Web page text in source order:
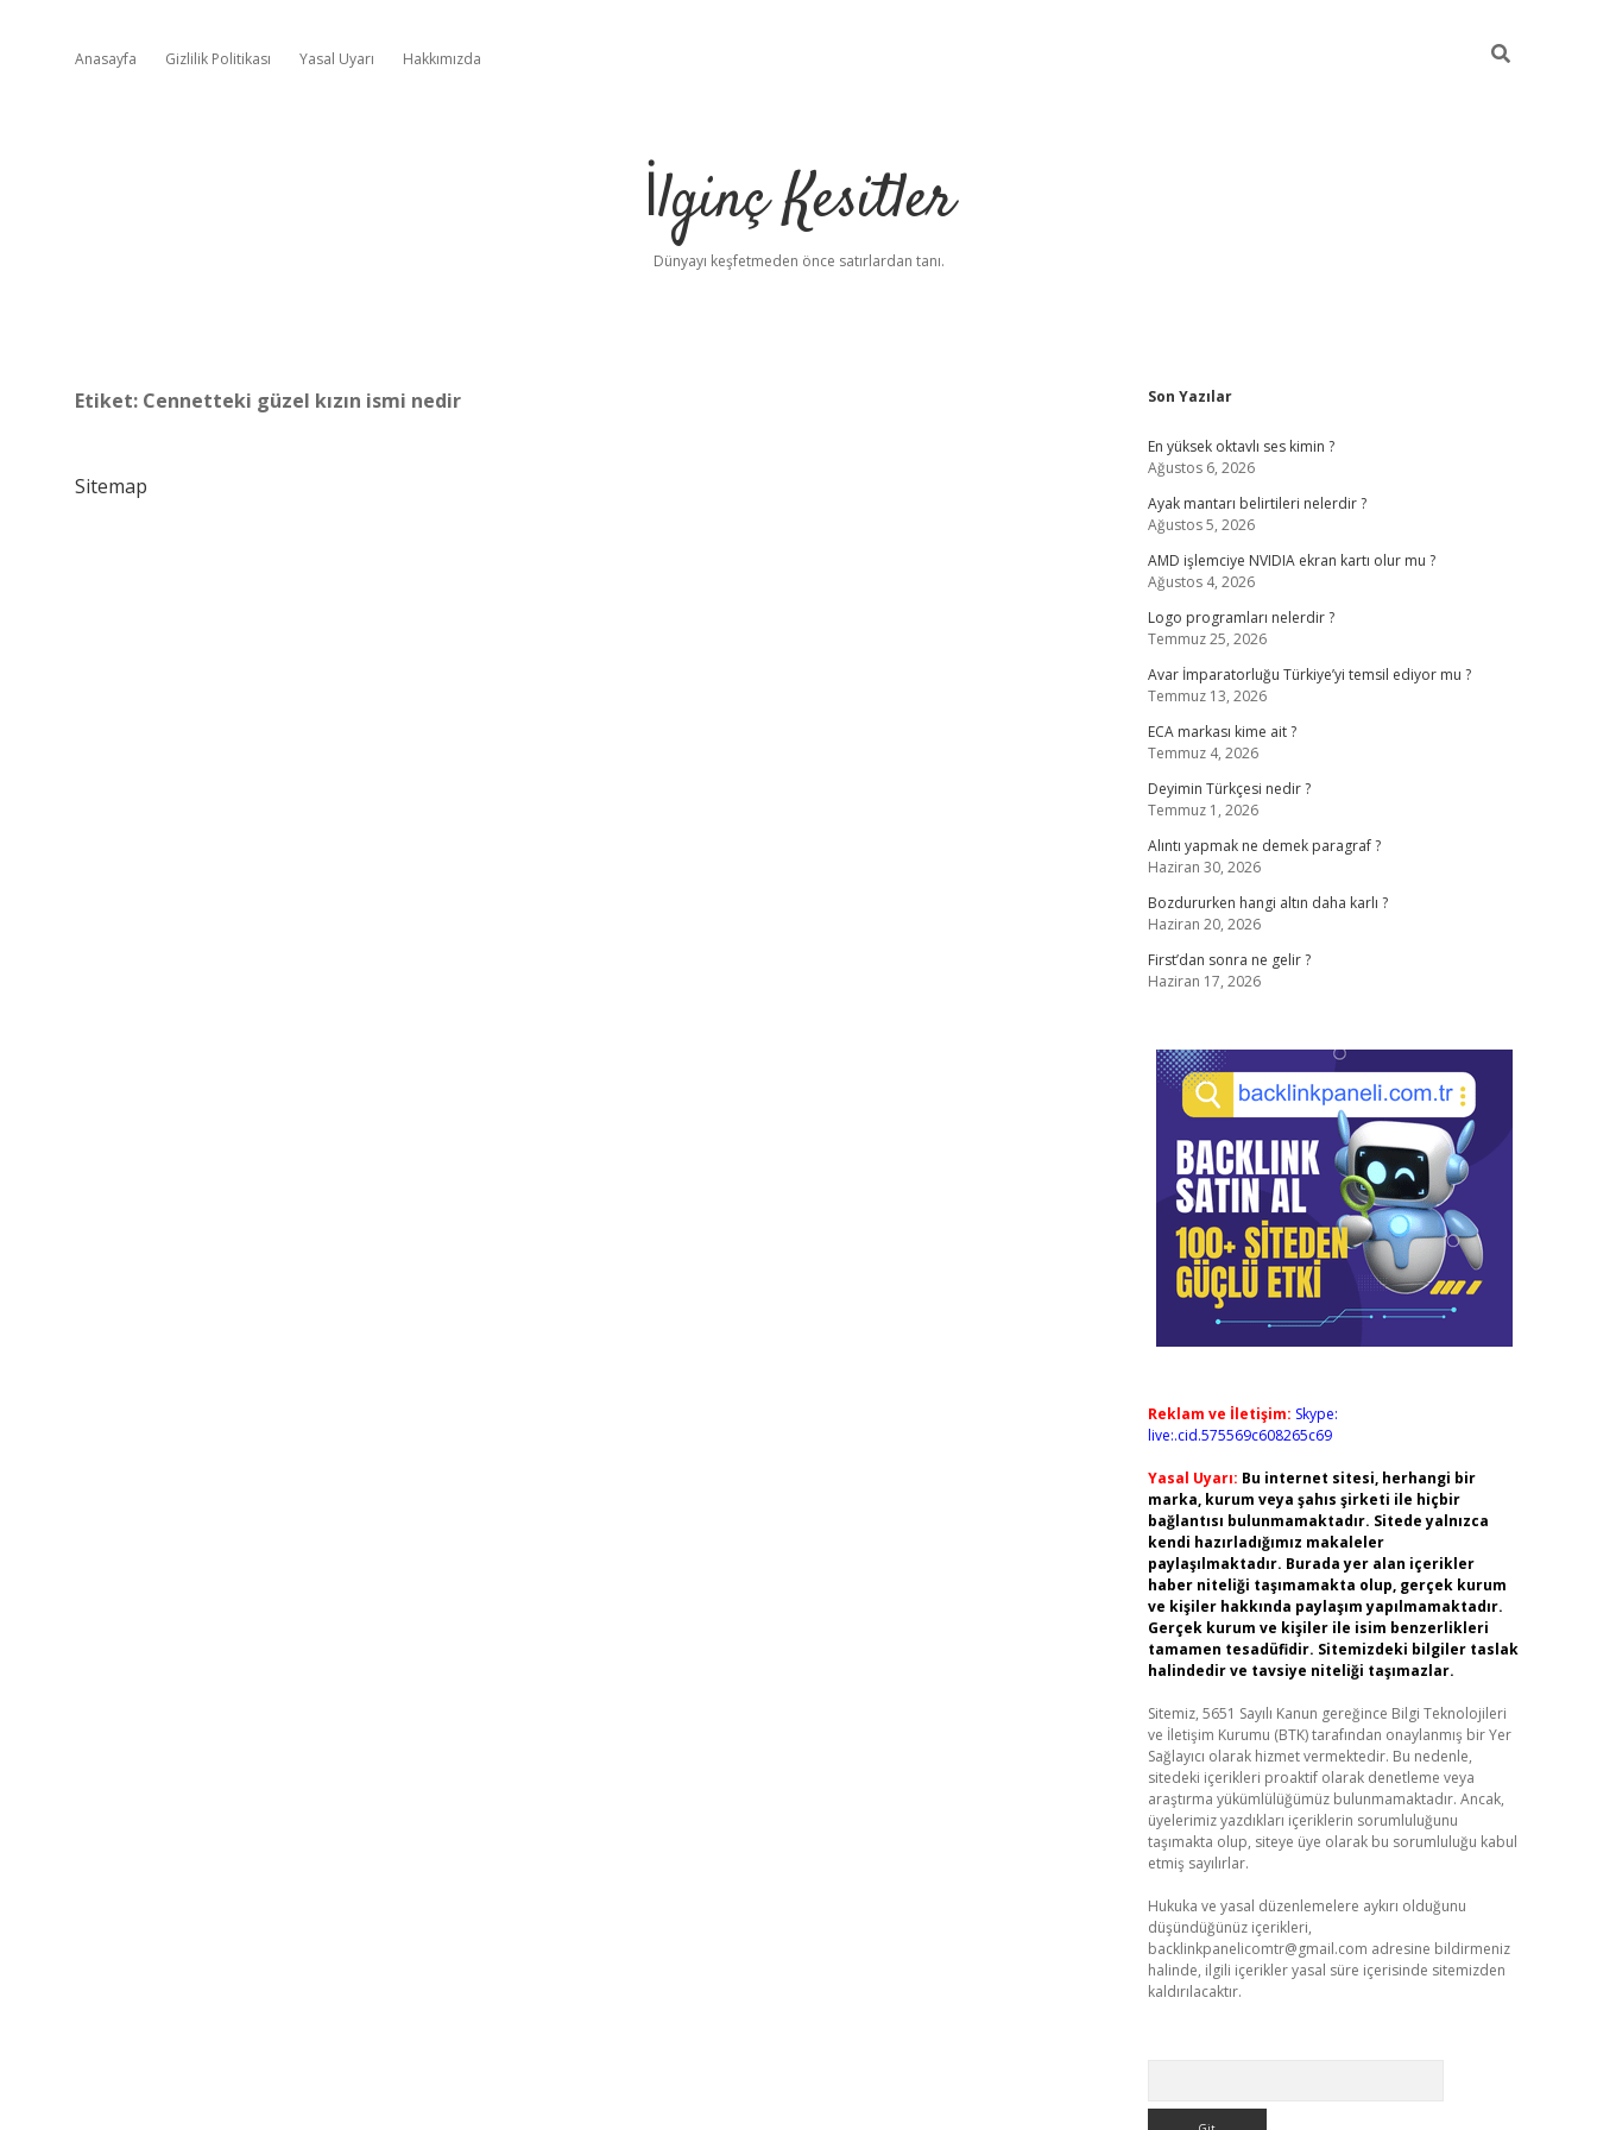
Anasayfa Gizlilik Politikası Yasal Uyarı Hakkımızda
İlginç Kesitler
Dünyayı keşfetmeden önce satırlardan tanı.
Etiket: Cennetteki güzel kızın ismi nedir
Sitemap
Sidebar
Son Yazılar
En yüksek oktavlı ses kimin ?
Ağustos 6, 2026
Ayak mantarı belirtileri nelerdir ?
Ağustos 5, 2026
AMD işlemciye NVIDIA ekran kartı olur mu ?
Ağustos 4, 2026
Logo programları nelerdir ?
Temmuz 25, 2026
Avar İmparatorluğu Türkiye’yi temsil ediyor mu ?
Temmuz 13, 2026
ECA markası kime ait ?
Temmuz 4, 2026
Deyimin Türkçesi nedir ?
Temmuz 1, 2026
Alıntı yapmak ne demek paragraf ?
Haziran 30, 2026
Bozdururken hangi altın daha karlı ?
Haziran 20, 2026
First’dan sonra ne gelir ?
Haziran 17, 2026
Reklam ve İletişim: Skype:
live:.cid.575569c608265c69
Yasal Uyarı: Bu internet sitesi, herhangi bir
marka, kurum veya şahıs şirketi ile hiçbir
bağlantısı bulunmamaktadır. Sitede yalnızca
kendi hazırladığımız makaleler
paylaşılmaktadır. Burada yer alan içerikler
haber niteliği taşımamakta olup, gerçek kurum
ve kişiler hakkında paylaşım yapılmamaktadır.
Gerçek kurum ve kişiler ile isim benzerlikleri
tamamen tesadüfidir. Sitemizdeki bilgiler taslak
halindedir ve tavsiye niteliği taşımazlar.
Sitemiz, 5651 Sayılı Kanun gereğince Bilgi Teknolojileri
ve İletişim Kurumu (BTK) tarafından onaylanmış bir Yer
Sağlayıcı olarak hizmet vermektedir. Bu nedenle,
sitedeki içerikleri proaktif olarak denetleme veya
araştırma yükümlülüğümüz bulunmamaktadır. Ancak,
üyelerimiz yazdıkları içeriklerin sorumluluğunu
taşımakta olup, siteye üye olarak bu sorumluluğu kabul
etmiş sayılırlar.
Hukuka ve yasal düzenlemelere aykırı olduğunu
düşündüğünüz içerikleri,
backlinkpanelicomtr@gmail.com adresine bildirmeniz
halinde, ilgili içerikler yasal süre içerisinde sitemizden
kaldırılacaktır.